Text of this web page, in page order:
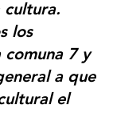
cultura.
los
comuna 7 y
a que
el